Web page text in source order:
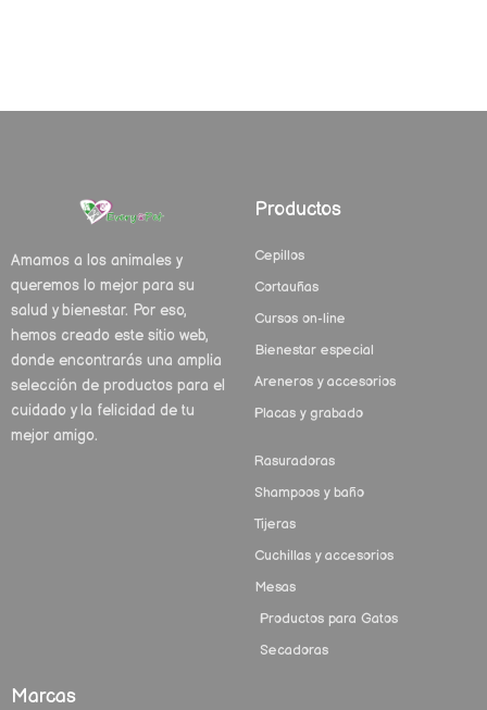
Amamos a los animales y
queremos lo mejor para su
salud y bienestar. Por eso,
hemos creado este sitio web,
donde encontrarás una amplia
selección de productos para el
cuidado y la felicidad de tu
mejor amigo.
Productos
Cepillos
Cortauñas
Cursos on-line
Bienestar especial
Areneros y accesorios
Placas y grabado
Rasuradoras
Shampoos y baño
Tijeras
Cuchillas y accesorios
Mesas
Productos para Gatos
Secadoras
Marcas